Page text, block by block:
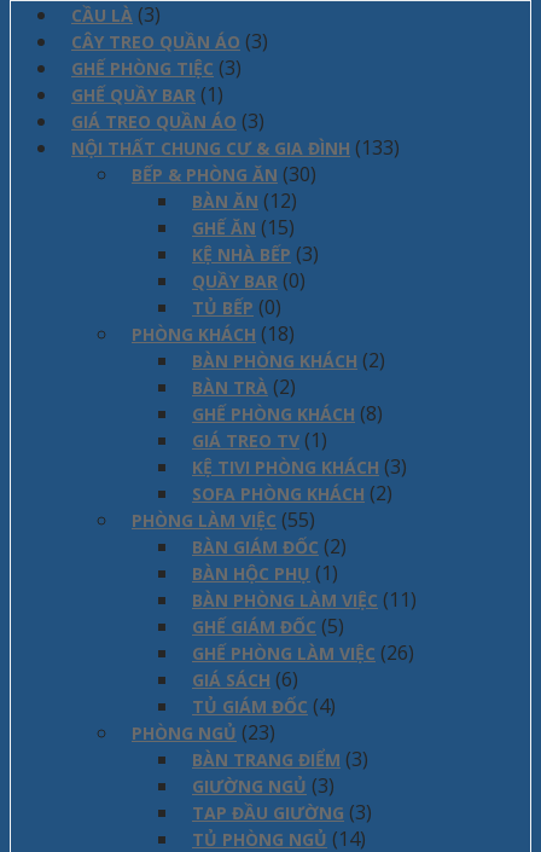
CẦU LÀ (3)
CÂY TREO QUẦN ÁO (3)
GHẾ PHÒNG TIỆC (3)
GHẾ QUẦY BAR (1)
GIÁ TREO QUẦN ÁO (3)
NỘI THẤT CHUNG CƯ & GIA ĐÌNH (133)
BẾP & PHÒNG ĂN (30)
BÀN ĂN (12)
GHẾ ĂN (15)
KỆ NHÀ BẾP (3)
QUẦY BAR (0)
TỦ BẾP (0)
PHÒNG KHÁCH (18)
BÀN PHÒNG KHÁCH (2)
BÀN TRÀ (2)
GHẾ PHÒNG KHÁCH (8)
GIÁ TREO TV (1)
KỆ TIVI PHÒNG KHÁCH (3)
SOFA PHÒNG KHÁCH (2)
PHÒNG LÀM VIỆC (55)
BÀN GIÁM ĐỐC (2)
BÀN HỘC PHỤ (1)
BÀN PHÒNG LÀM VIỆC (11)
GHẾ GIÁM ĐỐC (5)
GHẾ PHÒNG LÀM VIỆC (26)
GIÁ SÁCH (6)
TỦ GIÁM ĐỐC (4)
PHÒNG NGỦ (23)
BÀN TRANG ĐIỂM (3)
GIƯỜNG NGỦ (3)
TAP ĐẦU GIƯỜNG (3)
TỦ PHÒNG NGỦ (14)